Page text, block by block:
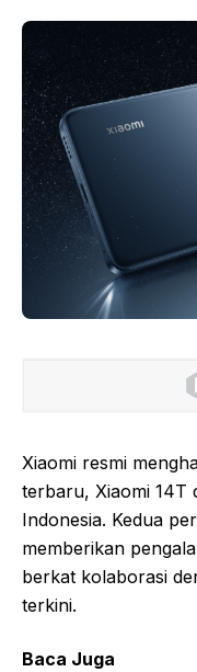
Xiaomi resmi
terbaru, Xiaomi 14T
Indonesia. Kedua
memberikan
berkat kolaborasi
terkini.
Baca Juga